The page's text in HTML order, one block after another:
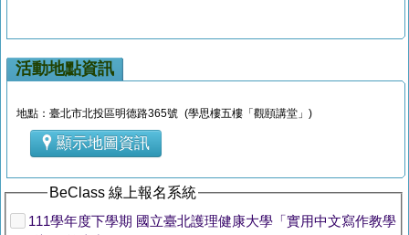
活動地點資訊
地點：臺北市北投區明德路365號 (學思樓五樓「觀頤講堂」)
顯示地圖資訊
BeClass 線上報名系統
111學年度下學期 國立臺北護理健康大學「實用中文寫作教學